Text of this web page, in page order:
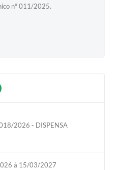
nº 011/2025.
2026 - DISPENSA
à 15/03/2027